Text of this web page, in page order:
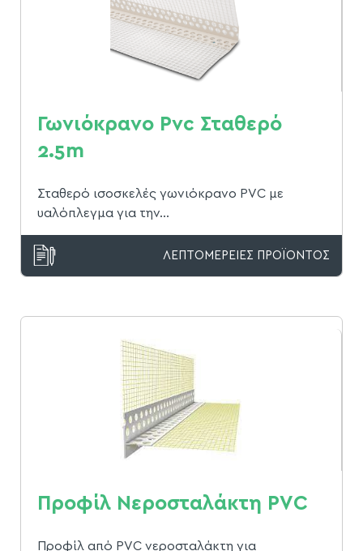
Γωνιόκρανο Pvc Σταθερό
2.5m
Σταθερό ισοσκελές γωνιόκρανο PVC με
υαλόπλεγμα για την...
ΛΕΠΤΟΜΕΡΕΙΕΣ ΠΡΟΪΟΝΤΟΣ
Προφίλ Νεροσταλάκτη PVC
Προφίλ από PVC νεροσταλάκτη για